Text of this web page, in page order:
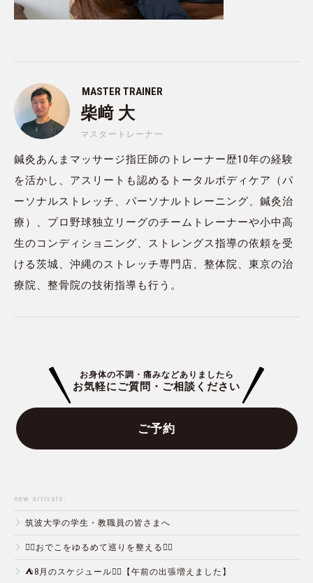
MASTER TRAINER
柴﨑 大
マスタートレーナー
鍼灸あんまマッサージ指圧師のトレーナー歴10年の経験
を活かし、アスリートも認めるトータルボディケア（パ
ーソナルストレッチ、パーソナルトレーニング、鍼灸治
療）、プロ野球独立リーグのチームトレーナーや小中高
生のコンディショニング、ストレングス指導の依頼を受
ける茨城、沖縄のストレッチ専門店、整体院、東京の治
療院、整骨院の技術指導も行う。
お身体の不調・痛みなどありましたら
お気軽にご質問・ご相談ください
ご予約
new arrivals:
筑波大学の学生・教職員の皆さまへ
💆‍♀️おでこをゆるめて巡りを整える💆‍♂️
⛺️8月のスケジュール🏄‍♂️【午前の出張増えました】